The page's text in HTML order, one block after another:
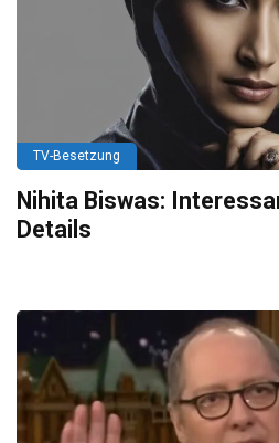
TV-Besetzung
Nihita Biswas:
Details